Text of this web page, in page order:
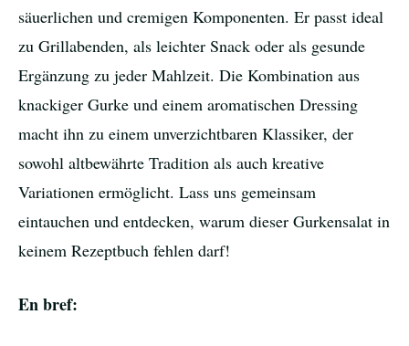
säuerlichen und cremigen Komponenten. Er passt ideal
zu Grillabenden, als leichter Snack oder als gesunde
Ergänzung zu jeder Mahlzeit. Die Kombination aus
knackiger Gurke und einem aromatischen Dressing
macht ihn zu einem unverzichtbaren Klassiker, der
sowohl altbewährte Tradition als auch kreative
Variationen ermöglicht. Lass uns gemeinsam
eintauchen und entdecken, warum dieser Gurkensalat in
keinem Rezeptbuch fehlen darf!
En bref: